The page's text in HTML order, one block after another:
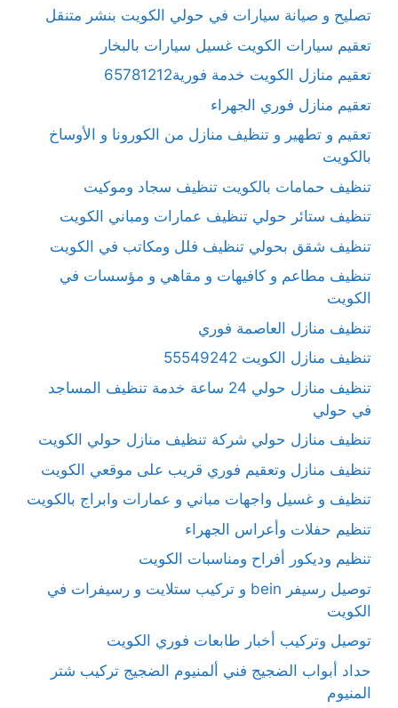
تصليح و صيانة سيارات في حولي الكويت بنشر متنقل
تعقيم سيارات الكويت غسيل سيارات بالبخار
تعقيم منازل الكويت خدمة فورية65781212
تعقيم منازل فوري الجهراء
تعقيم و تطهير و تنظيف منازل من الكورونا و الأوساخ
بالكويت
تنظيف حمامات بالكويت تنظيف سجاد وموكيت
تنظيف ستائر حولي تنظيف عمارات ومباني الكويت
تنظيف شقق بحولي تنظيف فلل ومكاتب في الكويت
تنظيف مطاعم و كافيهات و مقاهي و مؤسسات في
الكويت
تنظيف منازل العاصمة فوري
تنظيف منازل الكويت 55549242
تنظيف منازل حولي 24 ساعة خدمة تنظيف المساجد
في حولي
تنظيف منازل حولي شركة تنظيف منازل حولي الكويت
تنظيف منازل وتعقيم فوري قريب على موقعي الكويت
تنظيف و غسيل واجهات مباني و عمارات وابراج بالكويت
تنظيم حفلات وأعراس الجهراء
تنظيم وديكور أفراح ومناسبات الكويت
توصيل رسيفر bein و تركيب ستلايت و رسيفرات في
الكويت
توصيل وتركيب أخبار طابعات فوري الكويت
حداد أبواب الضجيج فني ألمنيوم الضجيج تركيب شتر
المنيوم